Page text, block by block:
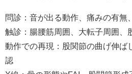
問診：音が出る動作、痛みの有無
触診：腸腰筋周囲、大転子周囲、
動作での再現：股関節の曲げ伸ば
認